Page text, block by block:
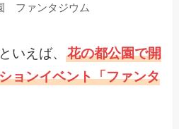
ファンタジウム
いえば、花の都公園で開
ョンイベント「ファンタ